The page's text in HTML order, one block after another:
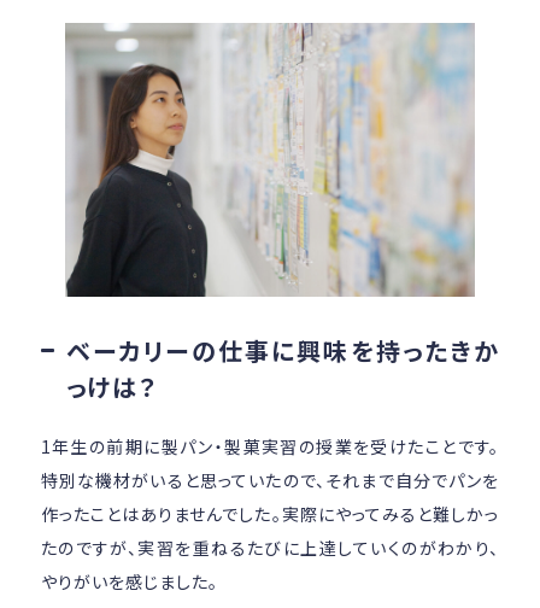
ベーカリーの仕事に興味を持ったきか
っけは？
1年生の前期に製パン・製菓実習の授業を受けたことです。
特別な機材がいると思っていたので、それまで自分でパンを
作ったことはありませんでした。実際にやってみると難しかっ
たのですが、実習を重ねるたびに上達していくのがわかり、
やりがいを感じました。